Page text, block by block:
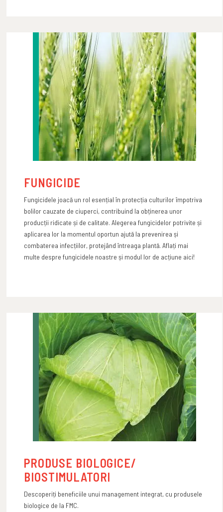
FUNGICIDE
Fungicidele joacă un rol esențial în protecția culturilor împotriva
bolilor cauzate de ciuperci, contribuind la obținerea unor
producții ridicate și de calitate. Alegerea fungicidelor potrivite și
aplicarea lor la momentul oportun ajută la prevenirea și
combaterea infecțiilor, protejând întreaga plantă. Aflați mai
multe despre fungicidele noastre și modul lor de acțiune aici!
PRODUSE BIOLOGICE/
BIOSTIMULATORI
Descoperiți beneficiile unui management integrat, cu produsele
biologice de la FMC.